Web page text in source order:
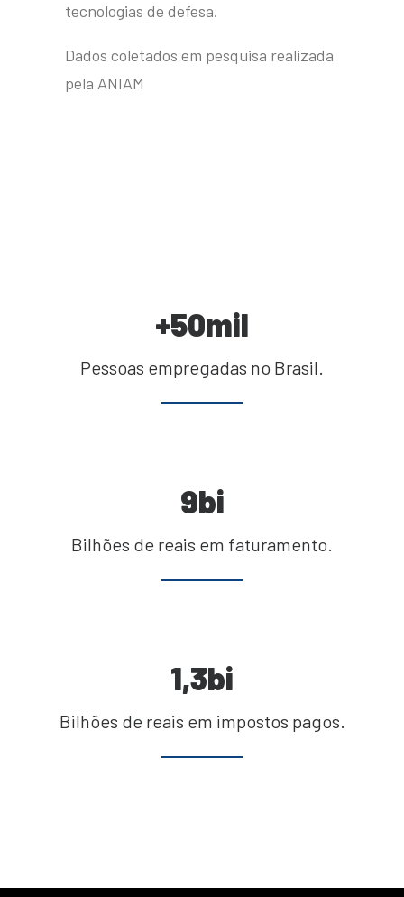
tecnologias de defesa.
Dados coletados em pesquisa realizada
pela ANIAM
+50mil
Pessoas empregadas no Brasil.
9bi
Bilhões de reais em faturamento.
1,3bi
Bilhões de reais em impostos pagos.